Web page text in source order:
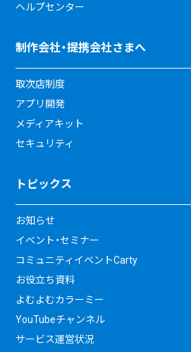
ヘルプセンター
制作会社・提携会社さまへ
取次店制度
アプリ開発
メディアキット
セキュリティ
トピックス
お知らせ
イベント・セミナー
コミュニティイベントCarty
お役立ち資料
よむよむカラーミー
YouTubeチャンネル
サービス運営状況